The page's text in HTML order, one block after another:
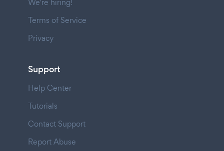
We're hiring!
Terms of Service
Privacy
Support
Help Center
Tutorials
Contact Support
Report Abuse